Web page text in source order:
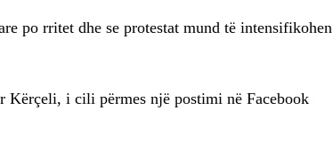
po rritet dhe se protestat mund të intensifikohen
i cili përmes një postimi në Facebook